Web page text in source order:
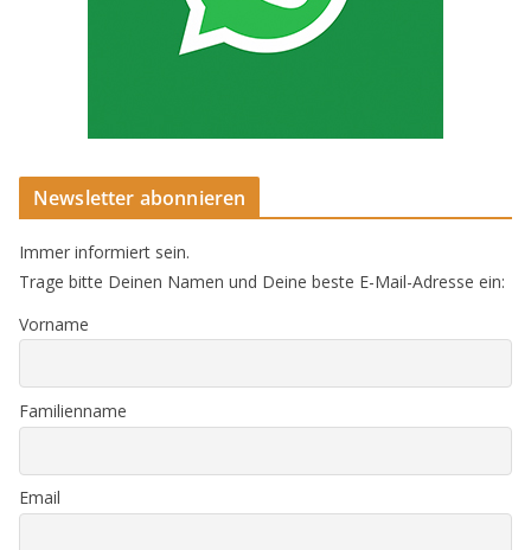
Newsletter abonnieren
Immer informiert sein.
Trage bitte Deinen Namen und Deine beste E-Mail-Adresse ein:
Vorname
Familienname
Email